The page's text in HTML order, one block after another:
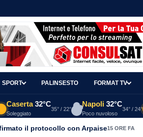
SPORT PALINSESTO FORMAT TV
Caserta 32°C
Soleggiato
35° / 22°
Napoli 32°C
Poco nuvoloso
34° / 24°
il protocollo con Arpaise15 ORE FA